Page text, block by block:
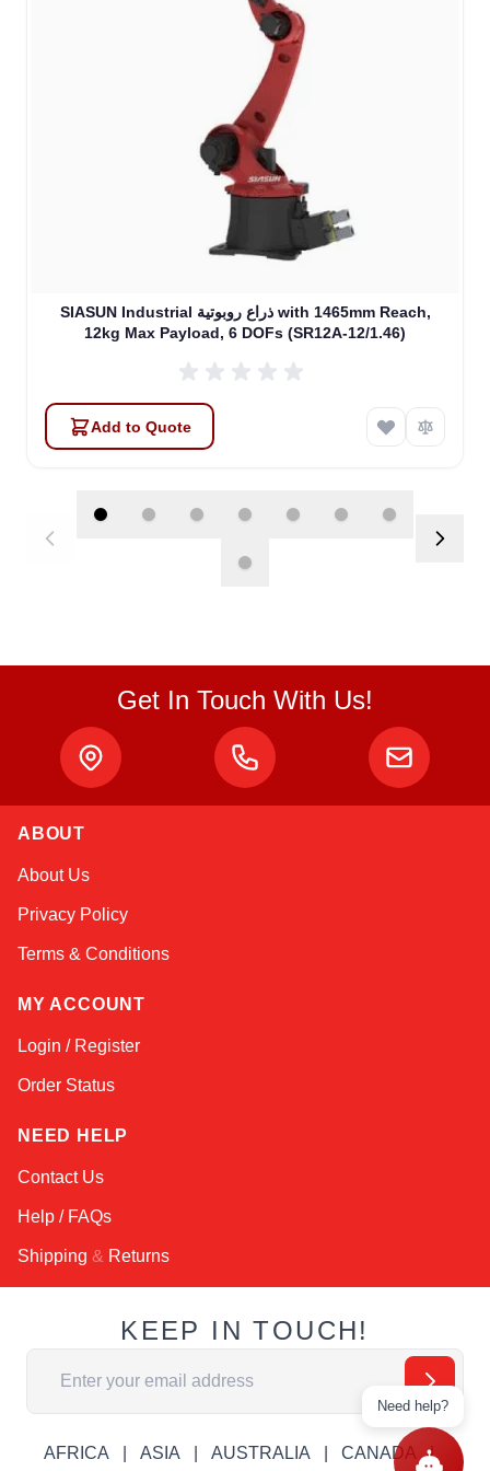
SIASUN Industrial ذراع روبوتية with 1465mm Reach,
12kg Max Payload, 6 DOFs (SR12A-12/1.46)
Add to Quote
Get In Touch With Us!
ABOUT
About Us
Privacy Policy
Terms & Conditions
MY ACCOUNT
Login / Register
Order Status
NEED HELP
Contact Us
Help / FAQs
Shipping & Returns
KEEP IN TOUCH!
Email Address
AFRICA ASIA AUSTRALIA
CANADA
Need help?